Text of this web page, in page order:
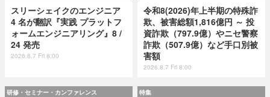
スリーシェイクのエンジニア
4 名が翻訳『実践 プラットフ
ォームエンジニアリング』8 /
24 発売
2026.8.7 Fri 8:00
令和8(2026)年上半期の特殊詐
欺、被害総額1,816億円 ～ 投
資詐欺（797.9億）やニセ警察
詐欺（507.9億）など手口別被
害額
2026.8.7 Fri 8:00
研修・セミナー・カンファレンス 特集